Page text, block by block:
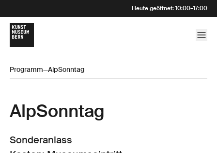
Heute geöffnet: 10:00–17:00
Programm—AlpSonntag
AlpSonntag
Sonderanlass